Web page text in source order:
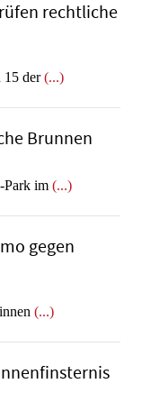
rechtliche
15 der(...)
Brunnen
Park im (...)
gegen
(...)